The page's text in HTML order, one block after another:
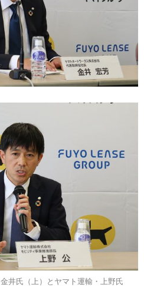
井氏（上）とヤマト運輸・上野氏